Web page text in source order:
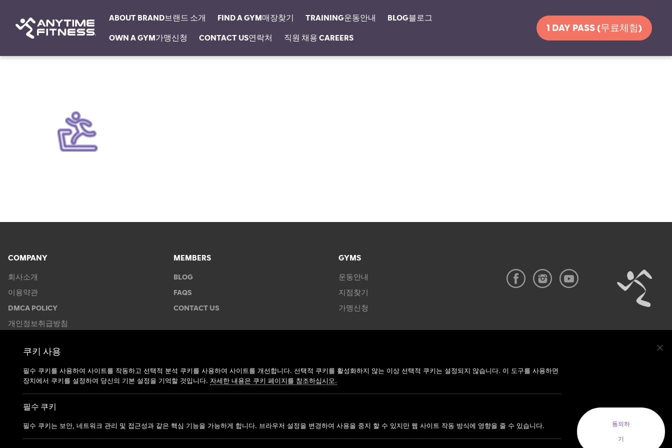
ABOUT BRAND브랜드 소개 FIND A GYM매장찾기 TRAINING운동안내 BLOG블로그
OWN A GYM가맹신청 CONTACT US연락처 직원 채용 CAREERS
1 DAY PASS (무료체험)
COMPANY
회사소개
이용약관
DMCA POLICY
개인정보취급방침
MEMBERS
BLOG
FAQS
CONTACT US
GYMS
운동안내
지점찾기
가맹신청
쿠키 사용
필수 쿠키를 사용하여 사이트를 작동하고 선택적 분석 쿠키를 사용하여 사이트를 개선합니다. 선택적 쿠키를 활성화하지 않는 이상 선택적 쿠키는 설정되지 않습니다. 이 도구를 사용하면
장치에서 쿠키를 설정하여 당신의 기본 설정을 기억할 것입니다. 자세한 내용은 쿠키 페이지를 참조하십시오.
필수 쿠키
필수 쿠키는 보안, 네트워크 관리 및 접근성과 같은 핵심 기능을 가능하게 합니다. 브라우저 설정을 변경하여 사용을 중지 할 수 있지만 웹 사이트 작동 방식에 영향을 줄 수 있습니다. 동의하
기